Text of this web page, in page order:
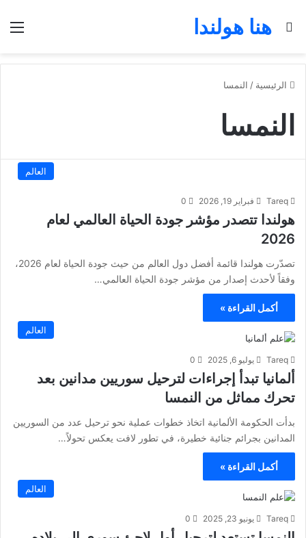
هنا هولندا
بحث عن
الرئيسية / النمسا
النمسا
العالم
Tareq فبراير 19, 2026 0
هولندا تتصدر مؤشر جودة الحياة العالمي لعام
2026
تصدّرت هولندا قائمة أفضل دول العالم من حيث جودة الحياة لعام 2026،
وفقاً لأحدث إصدار من مؤشر جودة الحياة العالمي…
أكمل القراءة »
العالم
Tareq يوليو 6, 2025 0
ألمانيا تبدأ إجراءات لترحيل سوريين مدانين بعد
تحرك مماثل من النمسا
بدأت الحكومة الألمانية اتخاذ خطوات عملية نحو ترحيل عدد من السوريين
المدانين بجرائم جنائية خطيرة، في تطور لافت يعكس تحولاً…
أكمل القراءة »
العالم
Tareq يونيو 23, 2025 0